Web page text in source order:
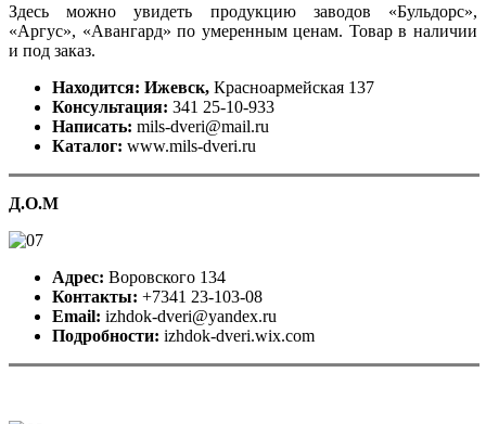
Здесь можно увидеть продукцию заводов «Бульдорс»,
«Аргус», «Авангард» по умеренным ценам. Товар в наличии
и под заказ.
Находится: Ижевск, Красноармейская 137
Консультация: 341 25-10-933
Написать: mils-dveri@mail.ru
Каталог: www.mils-dveri.ru
Д.О.М
Адрес: Воровского 134
Контакты: +7341 23-103-08
Email: izhdok-dveri@yandex.ru
Подробности: izhdok-dveri.wix.com